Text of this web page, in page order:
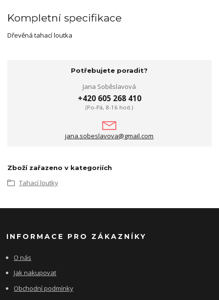
Kompletní specifikace
Dřevěná tahací loutka
Potřebujete poradit?
Jana Soběslavová
+420 605 268 410
(Po-Pá, 8-16 hod.)
jana.sobeslavova@gmail.com
Zboží zařazeno v kategoriích
Tahací loutky
INFORMACE PRO ZÁKAZNÍKY
O nás
Jak nakupovat
Obchodní podmínky